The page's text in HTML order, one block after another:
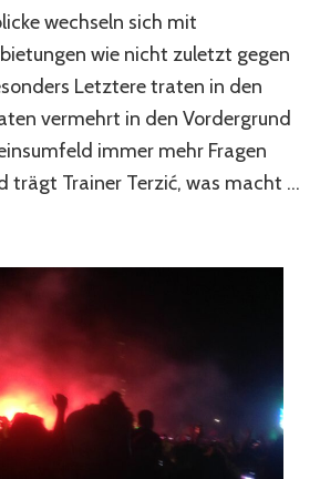
wechseln sich mit
wie nicht zuletzt gegen
Letztere traten in den
vermehrt in den Vordergrund
immer mehr Fragen
trägt Trainer Terzić, was macht …